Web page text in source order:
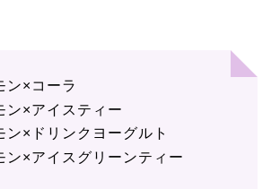
ン×コーラ
ン×アイスティー
ン×ドリンクヨーグルト
ン×アイスグリーンティー